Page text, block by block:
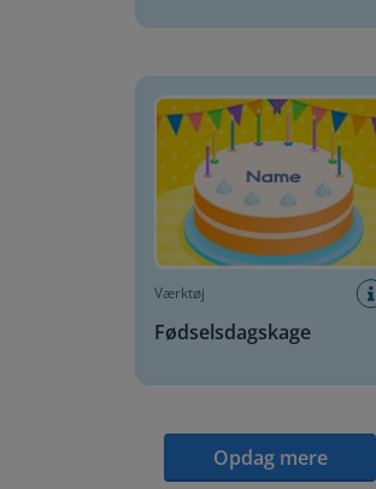
Værktøj
Fødselsdagskage
Opdag mere